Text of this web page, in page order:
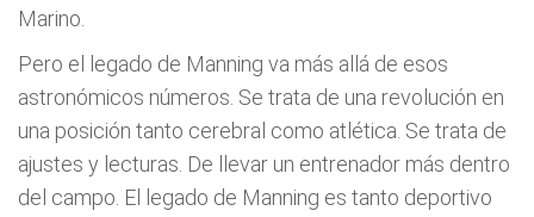
Marino.
Pero el legado de Manning va más allá de esos
astronómicos números. Se trata de una revolución en
una posición tanto cerebral como atlética. Se trata de
ajustes y lecturas. De llevar un entrenador más dentro
del campo. El legado de Manning es tanto deportivo